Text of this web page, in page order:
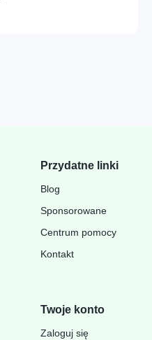
Przydatne linki
Blog
Sponsorowane
Centrum pomocy
Kontakt
Twoje konto
Zaloguj się